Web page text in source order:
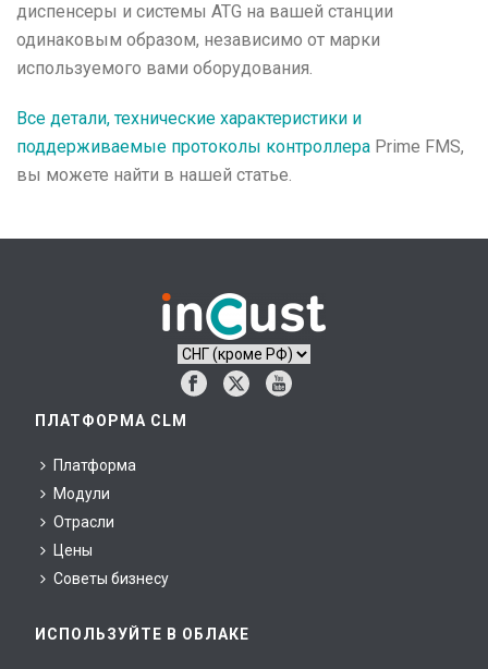
диспенсеры и системы ATG на вашей станции
одинаковым образом, независимо от марки
используемого вами оборудования.
Все детали, технические характеристики и
поддерживаемые протоколы контроллера Prime FMS,
вы можете найти в нашей статье.
ПЛАТФОРМА CLM
Платформа
Модули
Отрасли
Цены
Советы бизнесу
ИСПОЛЬЗУЙТЕ В ОБЛАКЕ